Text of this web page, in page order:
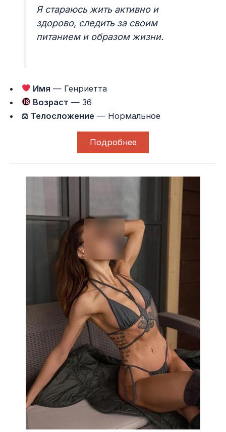
Я стараюсь жить активно и
здорово, следить за своим
питанием и образом жизни.
Имя — Генриетта
Возраст — 36
⚖ Телосложение — Нормальное
Подробнее